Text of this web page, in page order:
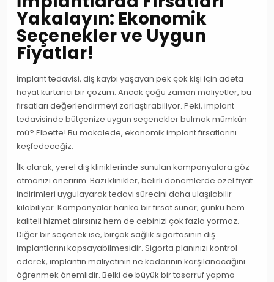
Yakalayın: Ekonomik
Seçenekler ve Uygun
Fiyatlar!
İmplant tedavisi, diş kaybı yaşayan pek çok kişi için adeta
hayat kurtarıcı bir çözüm. Ancak çoğu zaman maliyetler, bu
fırsatları değerlendirmeyi zorlaştırabiliyor. Peki, implant
tedavisinde bütçenize uygun seçenekler bulmak mümkün
mü? Elbette! Bu makalede, ekonomik implant fırsatlarını
keşfedeceğiz.
İlk olarak, yerel diş kliniklerinde sunulan kampanyalara göz
atmanızı öneririm. Bazı klinikler, belirli dönemlerde özel fiyat
indirimleri uygulayarak tedavi sürecini daha ulaşılabilir
kılabiliyor. Kampanyalar harika bir fırsat sunar; çünkü hem
kaliteli hizmet alırsınız hem de cebinizi çok fazla yormaz.
Diğer bir seçenek ise, birçok sağlık sigortasının diş
implantlarını kapsayabilmesidir. Sigorta planınızı kontrol
ederek, implantın maliyetinin ne kadarının karşılanacağını
öğrenmek önemlidir. Belki de büyük bir tasarruf yapma